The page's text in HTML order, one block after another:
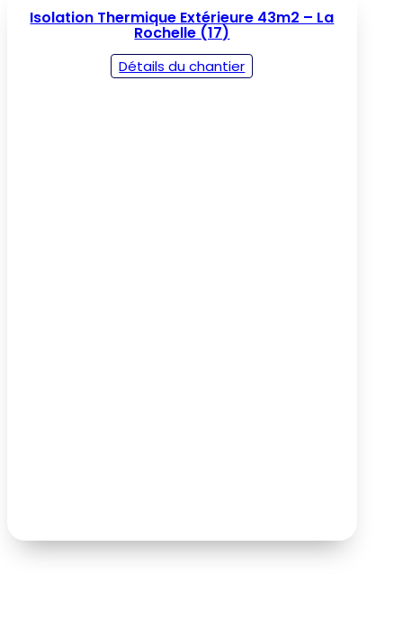
Isolation Thermique Extérieure 43m2 – La
Rochelle (17)
Détails du chantier